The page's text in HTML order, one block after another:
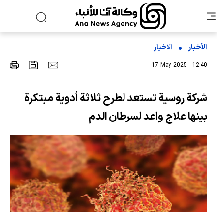
الأخبار الاخبار
17 May 2025 - 12:40
شركة روسية تستعد لطرح ثلاثة أدوية مبتكرة
بينها علاج واعد لسرطان الدم